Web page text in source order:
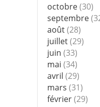
octobre(30)
septembre
août(28)
juillet(29)
juin(33)
mai(34)
avril(29)
mars(31)
février(29)